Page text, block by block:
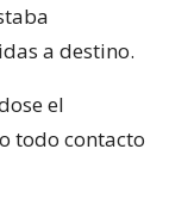
a destino.
el
todo contacto